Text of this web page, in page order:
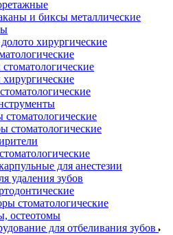
и биксы металлические
хирургические
стоматологические
стоматологические
для анестезии
удаления зубов
стоматологические
остеотомы
для отбеливания зубов